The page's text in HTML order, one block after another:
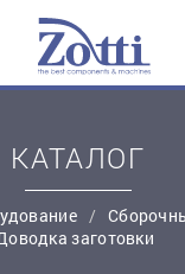
КАТАЛОГ
заготовки